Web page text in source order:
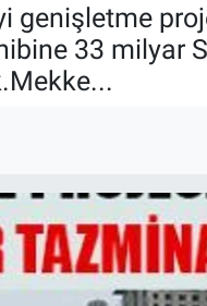
genişletme
33 milyar